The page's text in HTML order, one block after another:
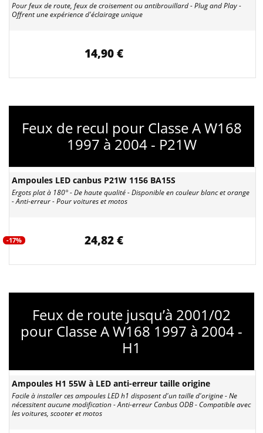
Pour feux de route, feux de croisement ou antibrouillard - Plug and Play -
Offrent une expérience d'éclairage unique
14,90 €
Feux de recul pour Classe A W168
1997 à 2004 - P21W
Ampoules LED canbus P21W 1156 BA15S
Ergots plat à 180° - De haute qualité - Disponible en couleur blanc et orange
- Anti-erreur - Pour voitures et motos
-17% 24,82 €
Feux de route jusqu’à 2001/02
pour Classe A W168 1997 à 2004 -
H1
Ampoules H1 55W à LED anti-erreur taille origine
Facile à installer ces ampoules LED h1 disposent d'un taille d'origine - Ne
nécessitent aucune modification - Anti-erreur Canbus ODB - Compatible avec
les voitures, scooter et motos